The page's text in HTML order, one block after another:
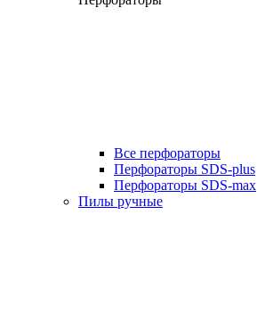
Все перфораторы
Перфораторы SDS-plus
Перфораторы SDS-max
Пилы ручные